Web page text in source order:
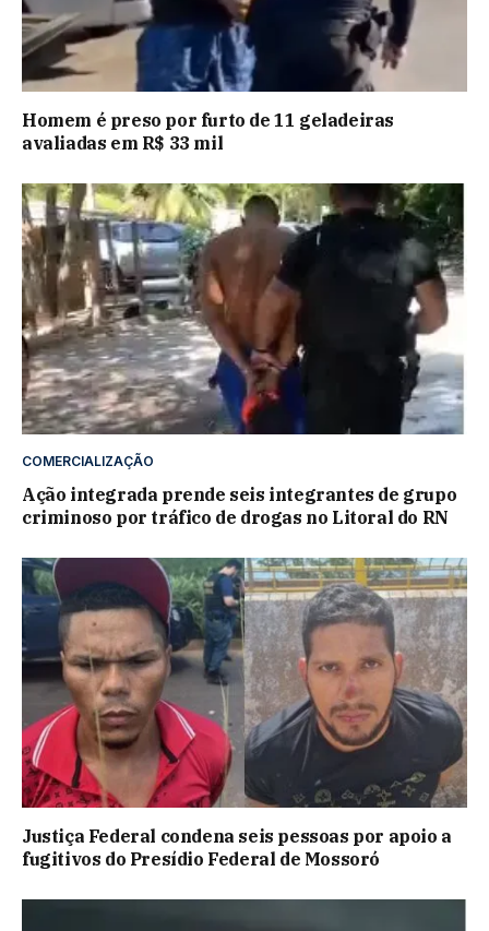
Homem é preso por furto de 11 geladeiras
avaliadas em R$ 33 mil
COMERCIALIZAÇÃO
Ação integrada prende seis integrantes de grupo
criminoso por tráfico de drogas no Litoral do RN
Justiça Federal condena seis pessoas por apoio a
fugitivos do Presídio Federal de Mossoró